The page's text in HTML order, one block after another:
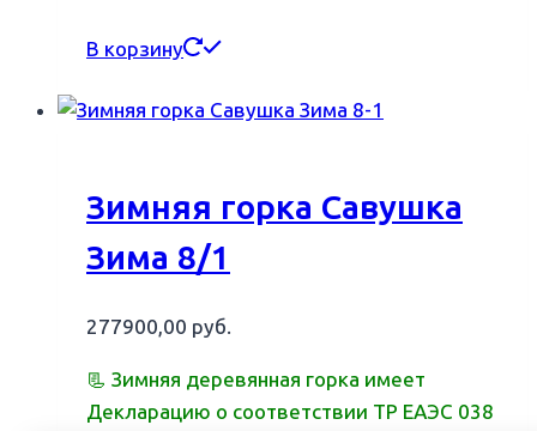
В корзину
Зимняя горка Савушка
Зима 8/1
277900,00 руб.
📃 Зимняя деревянная горка имеет
Декларацию о соответствии ТР ЕАЭС 038